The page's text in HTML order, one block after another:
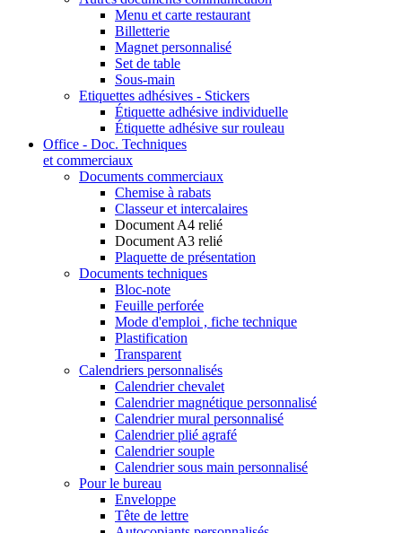
Menu et carte restaurant
Billetterie
Magnet personnalisé
Set de table
Sous-main
Etiquettes adhésives - Stickers
Étiquette adhésive individuelle
Étiquette adhésive sur rouleau
Office - Doc. Techniques
et commerciaux
Documents commerciaux
Chemise à rabats
Classeur et intercalaires
Document A4 relié
Document A3 relié
Plaquette de présentation
Documents techniques
Bloc-note
Feuille perforée
Mode d'emploi , fiche technique
Plastification
Transparent
Calendriers personnalisés
Calendrier chevalet
Calendrier magnétique personnalisé
Calendrier mural personnalisé
Calendrier plié agrafé
Calendrier souple
Calendrier sous main personnalisé
Pour le bureau
Enveloppe
Tête de lettre